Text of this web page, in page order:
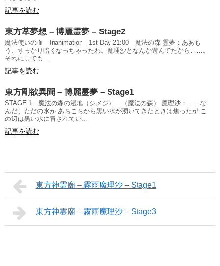
記事を読む
東方萃夢想 – 博麗霊夢 – Stage2
魔法使いの血 Inanimation 1st Day 21:00 魔法の森 霊夢：ああも
う、すっかり暗くなっちゃったわ。魔理沙となんか遊んでたから……。
それにしても...
記事を読む
東方剛欲異聞 – 博麗霊夢 – Stage1
STAGE.1 魔法の森の湿地（シメジ） （魔法の森） 魔理沙：……な
んだ、ただの水か あちこちから黒い水が湧いてきたときは焦ったが こ
の辺は黒い水に冒されてい...
記事を読む
東方神霊廟 – 霧雨魔理沙 – Stage1
東方神霊廟 – 霧雨魔理沙 – Stage3